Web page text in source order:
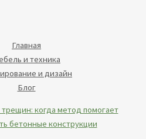
Главная
и техника
и дизайн
Блог
когда метод помогает
бетонные конструкции